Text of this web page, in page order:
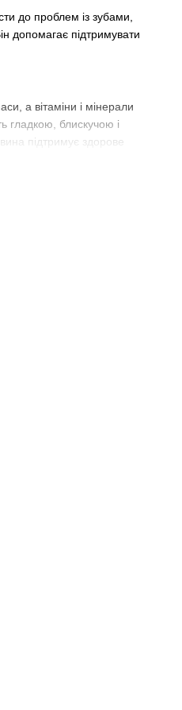
до проблем із зубами,
допомагає підтримувати
а вітаміни і мінерали
гладкою, блискучою і
підтримує здорове